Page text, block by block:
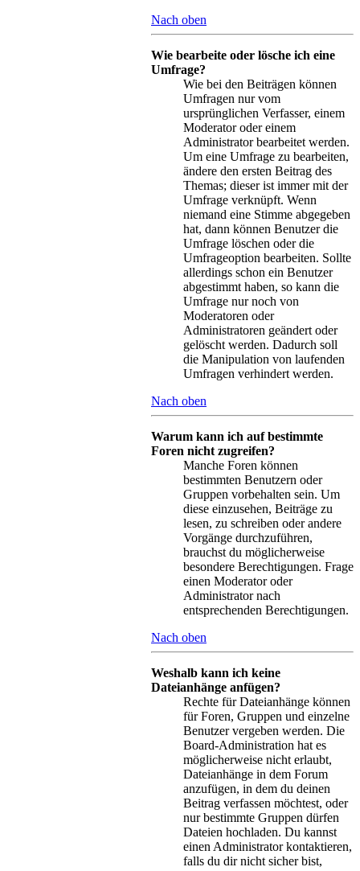
Nach oben
Wie bearbeite oder lösche ich eine
Umfrage?
Wie bei den Beiträgen können
Umfragen nur vom
ursprünglichen Verfasser, einem
Moderator oder einem
Administrator bearbeitet werden.
Um eine Umfrage zu bearbeiten,
ändere den ersten Beitrag des
Themas; dieser ist immer mit der
Umfrage verknüpft. Wenn
niemand eine Stimme abgegeben
hat, dann können Benutzer die
Umfrage löschen oder die
Umfrageoption bearbeiten. Sollte
allerdings schon ein Benutzer
abgestimmt haben, so kann die
Umfrage nur noch von
Moderatoren oder
Administratoren geändert oder
gelöscht werden. Dadurch soll
die Manipulation von laufenden
Umfragen verhindert werden.
Nach oben
Warum kann ich auf bestimmte
Foren nicht zugreifen?
Manche Foren können
bestimmten Benutzern oder
Gruppen vorbehalten sein. Um
diese einzusehen, Beiträge zu
lesen, zu schreiben oder andere
Vorgänge durchzuführen,
brauchst du möglicherweise
besondere Berechtigungen. Frage
einen Moderator oder
Administrator nach
entsprechenden Berechtigungen.
Nach oben
Weshalb kann ich keine
Dateianhänge anfügen?
Rechte für Dateianhänge können
für Foren, Gruppen und einzelne
Benutzer vergeben werden. Die
Board-Administration hat es
möglicherweise nicht erlaubt,
Dateianhänge in dem Forum
anzufügen, in dem du deinen
Beitrag verfassen möchtest, oder
nur bestimmte Gruppen dürfen
Dateien hochladen. Du kannst
einen Administrator kontaktieren,
falls du dir nicht sicher bist,